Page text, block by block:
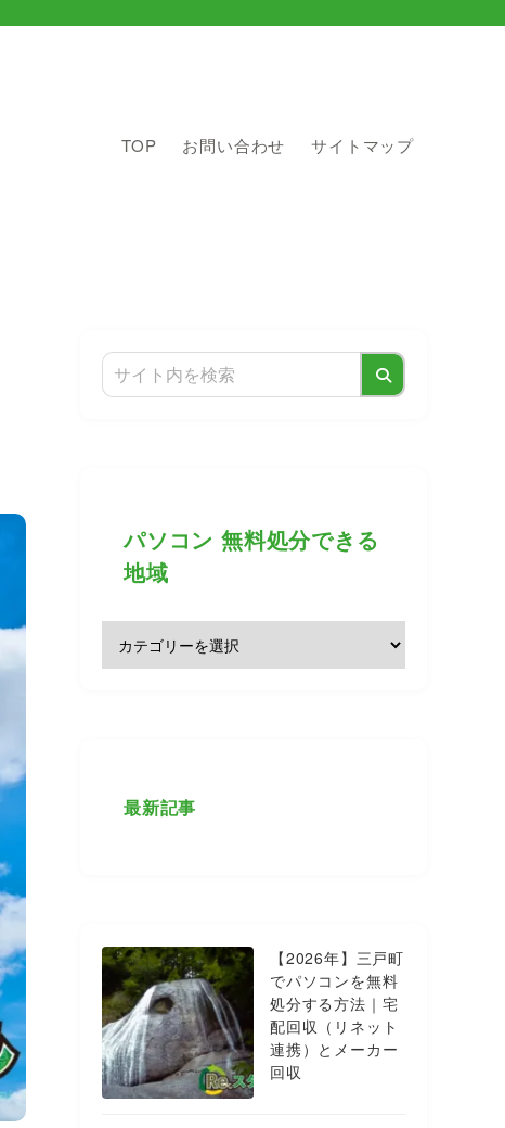
TOP お問い合わせ サイトマップ
パソコン 無料処分できる
地域
最新記事
【2026年】三戸町
でパソコンを無料
処分する方法｜宅
配回収（リネット
連携）とメーカー
回収